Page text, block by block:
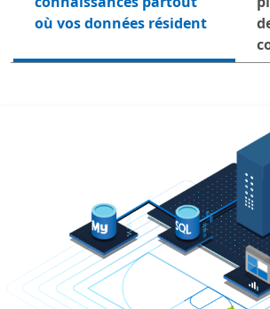
où vos données résident